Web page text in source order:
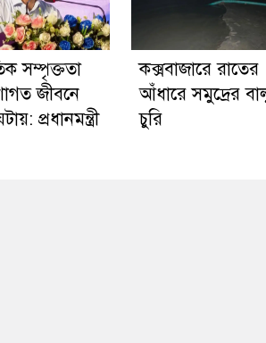
সম্পৃক্ততা
জীবনে
প্রধানমন্ত্রী
কক্সবাজারে রাতের
আঁধারে সমুদ্রের
চুরি